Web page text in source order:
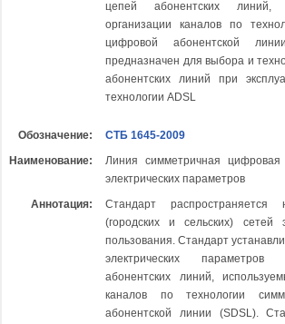
цепей абонентских линий,
организации каналов по
цифровой абонентской
предназначен для выбора и
абонентских линий при
технологии ADSL
Обозначение:
СТБ 1645-2009
Наименование:
Линия симметричная
электрических параметров
Аннотация:
Стандарт
(городских и сельских) сетей
пользования. Стандарт
электрических параметров
абонентских линий,
каналов по технологии
абонентской линии (SDSL).